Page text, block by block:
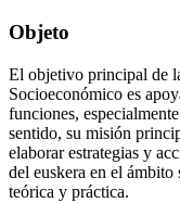
Objeto
El objetivo principal de
Socioeconómico es
funciones,
sentido, su misión
elaborar estrategias y
del euskera en el
teórica y práctica.